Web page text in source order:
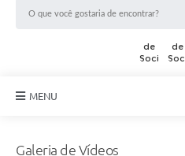
MENU
Galeria de Vídeos